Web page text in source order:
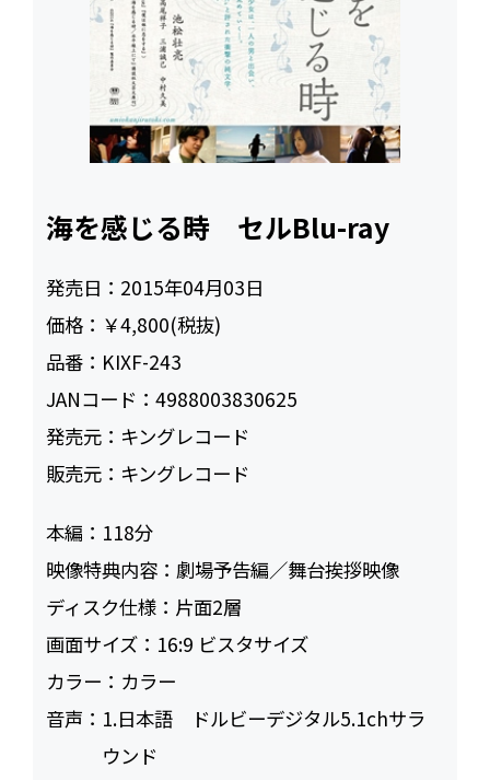
海を感じる時 セルBlu-ray
発売日： 2015年04月03日
価格： ￥4,800(税抜)
品番： KIXF-243
JANコード：4988003830625
発売元： キングレコード
販売元： キングレコード
本編： 118
映像特典内容：劇場予告編／舞台挨拶映像
ディスク仕様： 片面2層
画面サイズ： 16:9 ビスタサイズ
カラー： カラー
音声： 1.日本語 ドルビーデジタル5.1chサラ
ウンド